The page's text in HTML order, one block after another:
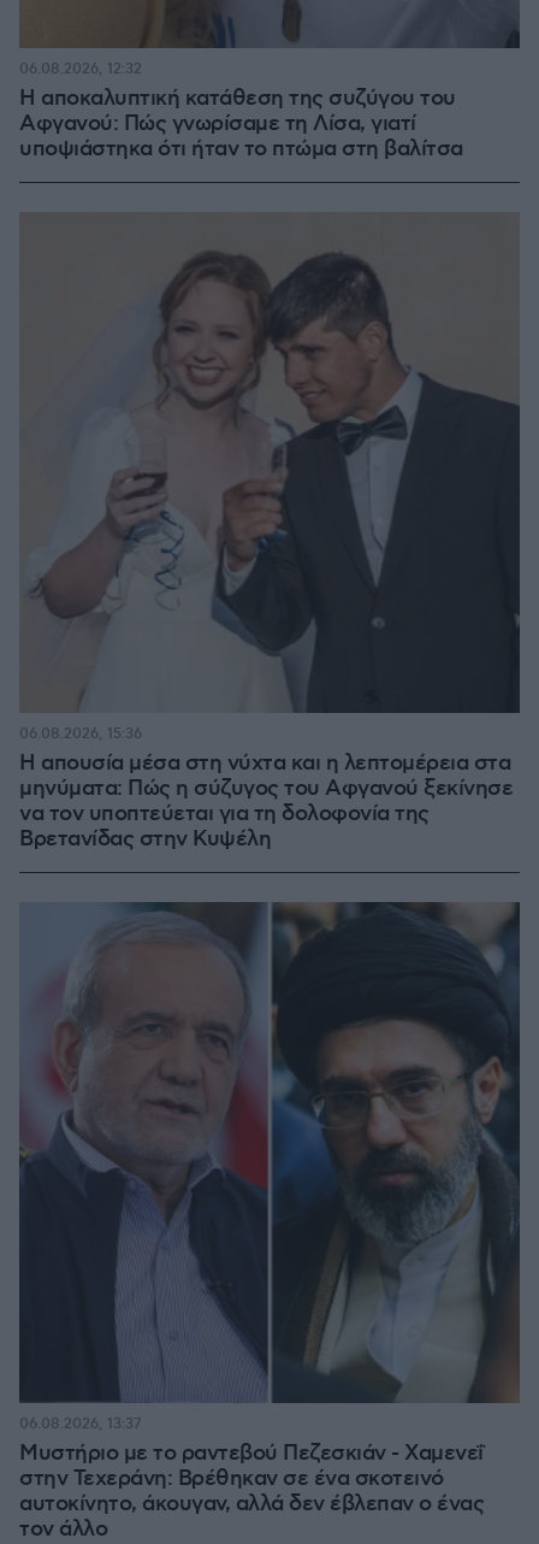
Η αποκαλυπτική κατάθεση της συζύγου του
Αφγανού: Πώς γνωρίσαμε τη Λίσα, γιατί
υποψιάστηκα ότι ήταν το πτώμα στη βαλίτσα
06.08.2026, 12:32
Η απουσία μέσα στη νύχτα και η λεπτομέρεια στα
μηνύματα: Πώς η σύζυγος του Αφγανού ξεκίνησε
να τον υποπτεύεται για τη δολοφονία της
Βρετανίδας στην Κυψέλη
06.08.2026, 15:36
Μυστήριο με το ραντεβού Πεζεσκιάν - Χαμενεΐ
στην Τεχεράνη: Βρέθηκαν σε ένα σκοτεινό
αυτοκίνητο, άκουγαν, αλλά δεν έβλεπαν ο ένας
τον άλλο
06.08.2026, 13:37